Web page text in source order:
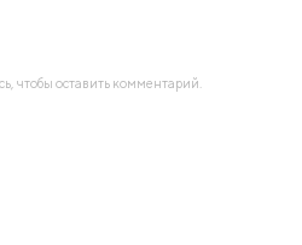
чтобы оставить комментарий.